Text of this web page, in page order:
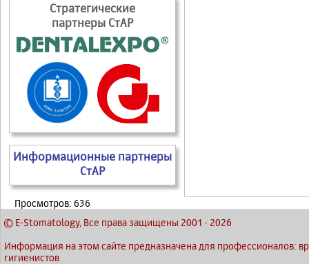
Стратегические
партнеры СтАР
Информационные партнеры
СтАР
Просмотров: 636
© E-Stomatology, Все права защищены 2001 - 2026
Информация на этом сайте предназначена для профессионалов:
гигиенистов